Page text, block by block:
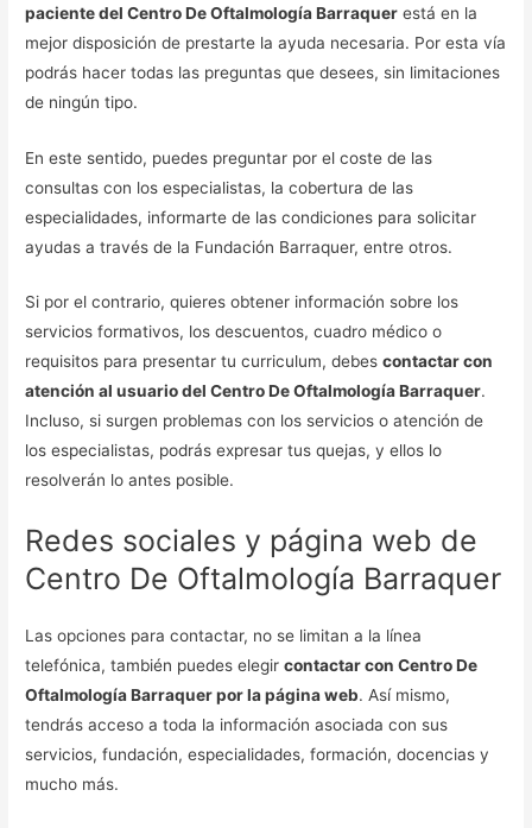
paciente del Centro De Oftalmología Barraquer está en la
mejor disposición de prestarte la ayuda necesaria. Por esta vía
podrás hacer todas las preguntas que desees, sin limitaciones
de ningún tipo.
En este sentido, puedes preguntar por el coste de las
consultas con los especialistas, la cobertura de las
especialidades, informarte de las condiciones para solicitar
ayudas a través de la Fundación Barraquer, entre otros.
Si por el contrario, quieres obtener información sobre los
servicios formativos, los descuentos, cuadro médico o
requisitos para presentar tu curriculum, debescontactar con
atención al usuario del Centro De Oftalmología Barraquer.
Incluso, si surgen problemas con los servicios o atención de
los especialistas, podrás expresar tus quejas, y ellos lo
resolverán lo antes posible.
Redes sociales y página web de
Centro De Oftalmología Barraquer
Las opciones para contactar, no se limitan a la línea
telefónica, también puedes elegircontactar con Centro De
Oftalmología Barraquer por la página web. Así mismo,
tendrás acceso a toda la información asociada con sus
servicios, fundación, especialidades, formación, docencias y
mucho más.